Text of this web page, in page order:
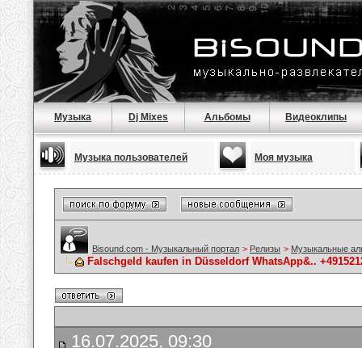
Музыка Dj Mixes Альбомы Видеоклипы
Музыка пользователей Моя музыка
Bisound.com - Музыкальный портал > Релизы > Музыкальные
Falschgeld kaufen in Düsseldorf WhatsApp&..
16.07.2025, 09:30